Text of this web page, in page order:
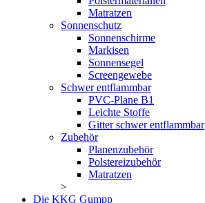
Matratzen
Sonnenschutz
Sonnenschirme
Markisen
Sonnensegel
Screengewebe
Schwer entflammbar
PVC-Plane B1
Leichte Stoffe
Gitter schwer entflammbar
Zubehör
Planenzubehör
Polstereizubehör
Matratzen
>
Die KKG Gumpp